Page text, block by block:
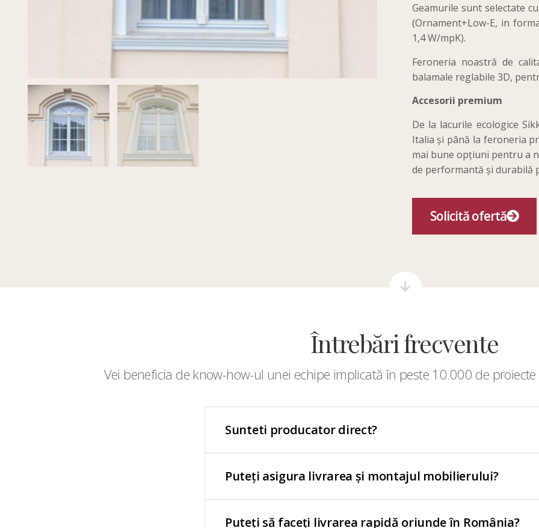
Geamurile sunt selectate
(Ornament+Low-E, in
1,4 W/mpK).
Feroneria noastră de
balamale reglabile 3D,
Accesorii premium
De la lacurile ecologice
Italia și până la feroneria
mai bune opțiuni pentru a
de performantă și durabilă
Solicită ofertă
Întrebări frecvente
Vei beneficia de know-how-ul unei echipe implicată în peste 10.000 de
Sunteti producator direct?
Puteți asigura livrarea și montajul mobilierului?
Puteți să faceți livrarea rapidă oriunde în România?